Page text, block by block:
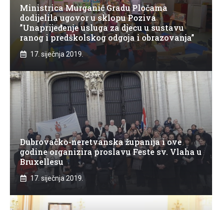
Ministrica Murganić Gradu Pločama
dodijelila ugovor u sklopu Poziva
”Unaprijeđenje usluga za djecu u sustavu
ranog i predškolskog odgoja i obrazovanja”
17. siječnja 2019.
Dubrovačko-neretvanska županija i ove
godine organizira proslavu Feste sv. Vlaha u
Bruxellesu
17. siječnja 2019.